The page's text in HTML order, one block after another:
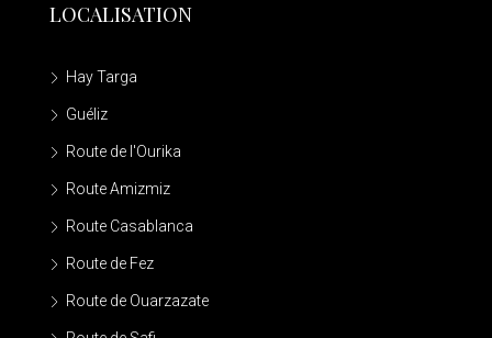
LOCALISATION
Hay Targa
Guéliz
Route de l'Ourika
Route Amizmiz
Route Casablanca
Route de Fez
Route de Ouarzazate